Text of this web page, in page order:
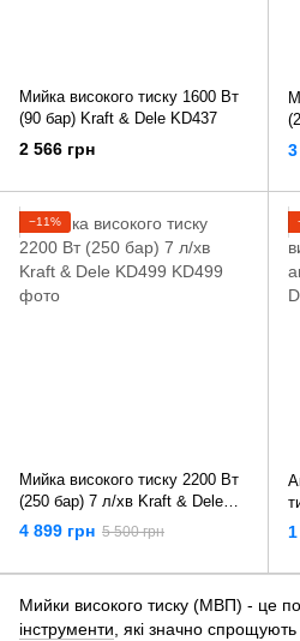
Мийка високого тиску 1600 Вт
(90 бар) Kraft & Dele KD437
2 566 грн
−11%
Мийка високого тиску 2200 Вт
(250 бар) 7 л/хв Kraft & Dele
KD499
4 899 грн 5 500 грн
Мийки високого тиску (МВП) - це
інструменти , які значно